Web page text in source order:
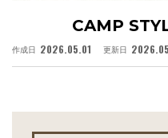
CAMP
作成日 2026.05.01 更新日